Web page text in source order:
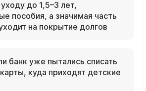
до 1,5–3 лет,
пособия, а значимая часть
на покрытие долгов
банк уже пытались списать
куда приходят детские